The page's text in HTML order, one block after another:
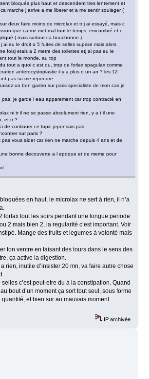
bloqués plus haut et descendent tres lentement et
marche j arrive a me liberer et a me sentir soulager (
deux faire moins de microlax et tr j ai essayé, mais c
que ca me met mal tout le temps, emcombré et c
( mais surtout ca bouchonne )
ai eu le droit a 5 fuites de selles suprise mais alors
foisj etais a 2 metre des toilettes etj ai pas eu le
tout le monde, au top
tout a quoi c est du, trop de forlax spagulax comme
anterocystoplastie il y a plus d un an ? les 12
pas su me repondre
un bon gastro sur paris specialiste de mon cas je
pas, je garde l eau apparement car trop contracté en
ni tr il ne se passe absolument rien, y a t il une
et tr ?
de continuer ce topic jepensais pas
sur paris ?
vous aider car rien ne marche depuis 4 ans et de
bonne decouverte a l epoque et de meme pour
en haut, le microlax ne sert à rien, il n’a
forlax tout les soirs pendant une longue periode
2 mais bien 2, la regularité c’est important. Voir
Mange des fruits et legumes à volonté mais
ton ventre en faisant des tours dans le sens des
ça active la digestion.
a rien, inutile d’insister 20 mn, va faire autre chose
c’est peut-etre du à la constipation. Quand
bout d’un moment ça sort tout seul, sous forme
quantité, et bien sur au mauvais moment.
IP archivée